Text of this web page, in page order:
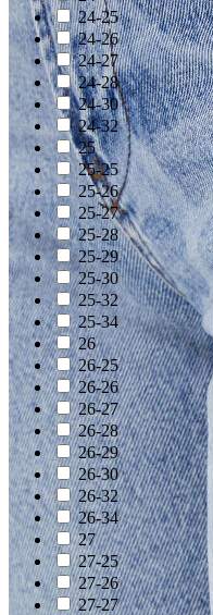
24-25
24-26
24-27
24-28
24-30
24-32
25
25-25
25-26
25-27
25-28
25-29
25-30
25-32
25-34
26
26-25
26-26
26-27
26-28
26-29
26-30
26-32
26-34
27
27-25
27-26
27-27